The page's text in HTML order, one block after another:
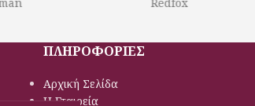
ΠΛΗΡΟΦΟΡΙΕΣ
Αρχική Σελίδα
Η Εταιρεία